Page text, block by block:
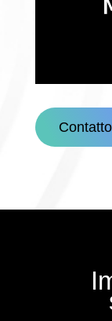
Contatto